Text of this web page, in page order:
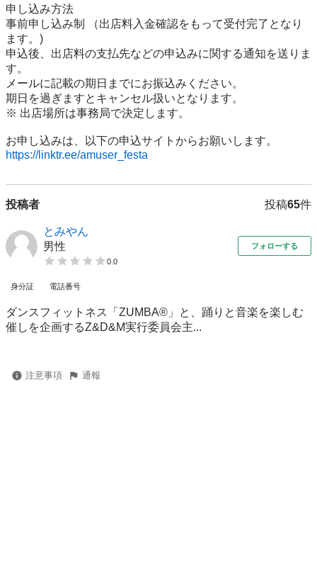
申し込み方法
事前申し込み制 （出店料入金確認をもって受付完了となり
ます。)
申込後、出店料の支払先などの申込みに関する通知を送りま
す。
メールに記載の期日までにお振込みください。
期日を過ぎますとキャンセル扱いとなります。
※ 出店場所は事務局で決定します。
https://linktr.ee/amuser_festa
投稿者 投稿65件
とみやん
男性
0.0
フォローする
身分証 電話番号
ダンスフィットネス「ZUMBA®」と、踊りと音楽を楽しむ
催しを企画するZ&D&M実行委員会主...
注意事項 通報